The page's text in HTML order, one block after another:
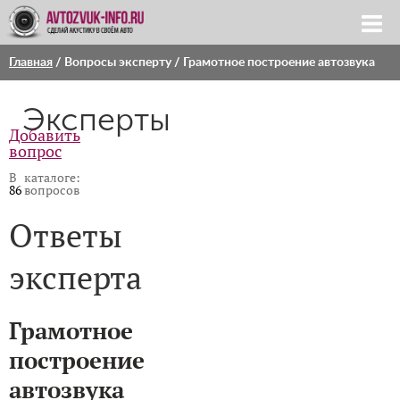
Главная / Вопросы эксперту / Грамотное построение автозвука
Эксперты
Добавить
вопрос
В каталоге:
86вопросов
Ответы
эксперта
Грамотное
построение
автозвука